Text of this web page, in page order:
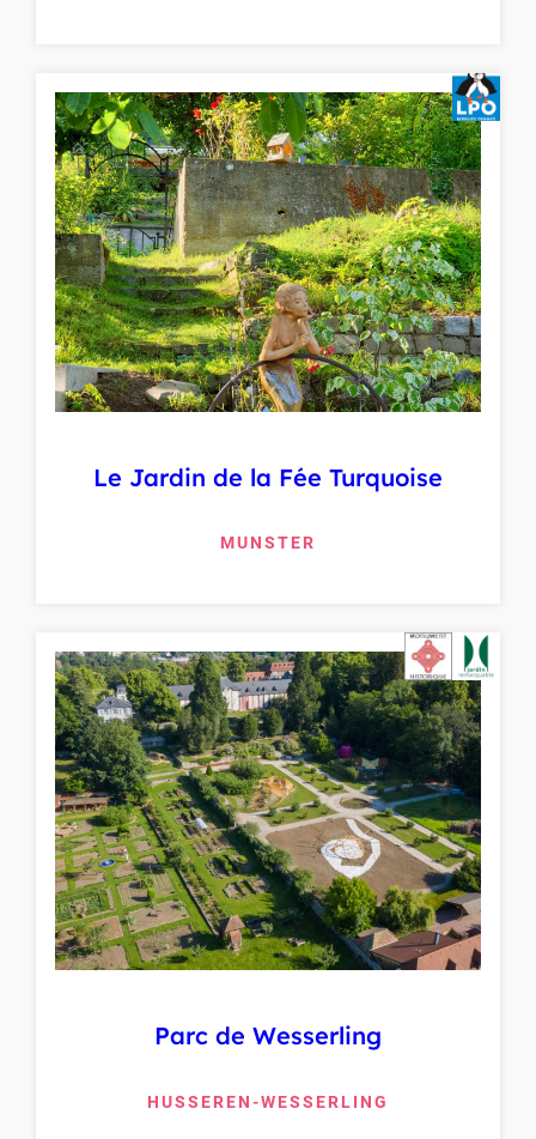
Le Jardin de la Fée Turquoise
MUNSTER
Parc de Wesserling
HUSSEREN-WESSERLING